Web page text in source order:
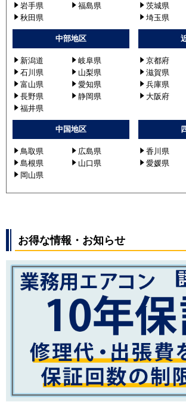
岩手県
福島県
秋田県
茨城県
埼玉県
中部地区
新潟道
岐阜県
石川県
山梨県
富山県
愛知県
長野県
静岡県
福井県
京都府
滋賀県
兵庫県
大阪府
中国地区
鳥取県
広島県
島根県
山口県
岡山県
香川県
愛媛県
お得な情報・お知らせ